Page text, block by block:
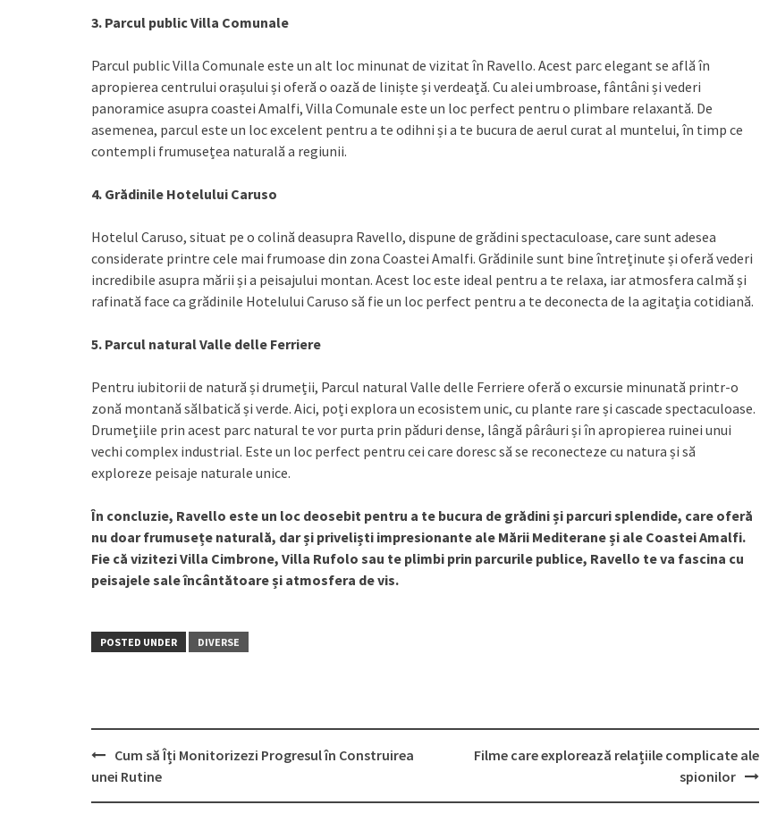
3. Parcul public Villa Comunale
Parcul public Villa Comunale este un alt loc minunat de vizitat în Ravello. Acest parc elegant se află în
apropierea centrului orașului și oferă o oază de liniște și verdeață. Cu alei umbroase, fântâni și vederi
panoramice asupra coastei Amalfi, Villa Comunale este un loc perfect pentru o plimbare relaxantă. De
asemenea, parcul este un loc excelent pentru a te odihni și a te bucura de aerul curat al muntelui, în timp ce
contempli frumusețea naturală a regiunii.
4. Grădinile Hotelului Caruso
Hotelul Caruso, situat pe o colină deasupra Ravello, dispune de grădini spectaculoase, care sunt adesea
considerate printre cele mai frumoase din zona Coastei Amalfi. Grădinile sunt bine întreținute și oferă vederi
incredibile asupra mării și a peisajului montan. Acest loc este ideal pentru a te relaxa, iar atmosfera calmă și
rafinată face ca grădinile Hotelului Caruso să fie un loc perfect pentru a te deconecta de la agitația cotidiană.
5. Parcul natural Valle delle Ferriere
Pentru iubitorii de natură și drumeții, Parcul natural Valle delle Ferriere oferă o excursie minunată printr-o
zonă montană sălbatică și verde. Aici, poți explora un ecosistem unic, cu plante rare și cascade spectaculoase.
Drumețiile prin acest parc natural te vor purta prin păduri dense, lângă pârâuri și în apropierea ruinei unui
vechi complex industrial. Este un loc perfect pentru cei care doresc să se reconecteze cu natura și să
exploreze peisaje naturale unice.
În concluzie, Ravello este un loc deosebit pentru a te bucura de grădini și parcuri splendide, care oferă
nu doar frumusețe naturală, dar și priveliști impresionante ale Mării Mediterane și ale Coastei Amalfi.
Fie că vizitezi Villa Cimbrone, Villa Rufolo sau te plimbi prin parcurile publice, Ravello te va fascina cu
peisajele sale încântătoare și atmosfera de vis.
POSTED UNDER DIVERSE
Post
navigation
Cum să Îți Monitorizezi Progresul în Construirea
unei Rutine
Filme care explorează relațiile complicate ale
spionilor